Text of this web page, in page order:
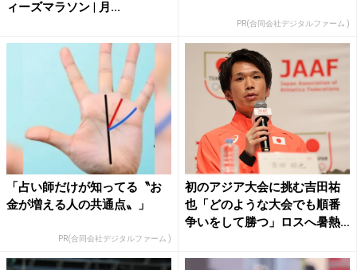
ィーズマラソン | 月...
PR(合同会社デジタルファーム )
「占い師だけが知ってる〝お
金が増える人の共通点〟」
PR(合同会社デジタルファーム )
初のアジア大会に挑む吉田祐
也「どのような大会でも順番
争いをして勝つ」ロスへ暑熱